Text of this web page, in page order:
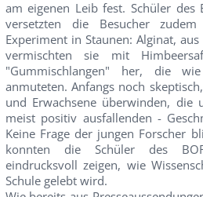
am eigenen Leib fest. Schüler des
versetzten die Besucher
Experiment in Staunen: Alginat,
vermischten sie mit
"Gummischlangen" her, die
anmuteten. Anfangs noch
und Erwachsene überwinden, die
meist positiv ausfallenden -
Keine Frage der jungen Forscher
konnten die Schüler des
eindrucksvoll zeigen, wie
Schule gelebt wird.